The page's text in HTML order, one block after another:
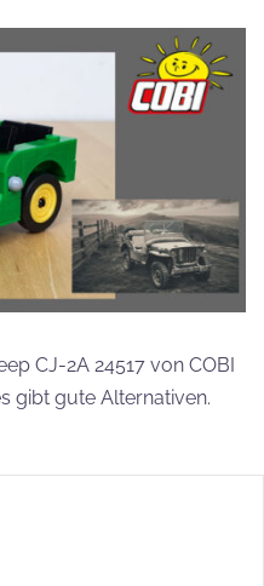
CJ-2A 24517 von COBI
gibt gute Alternativen.